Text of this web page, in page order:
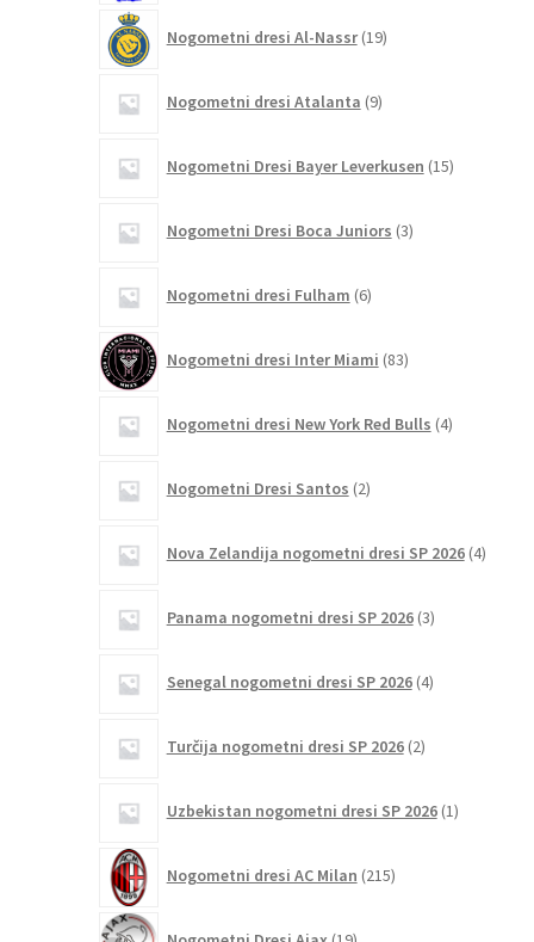
Nogometni dresi Al-Nassr 19izdelkov
Nogometni dresi Atalanta 9izdelkov
Nogometni Dresi Bayer Leverkusen 15izdelkov
Nogometni Dresi Boca Juniors 3izdelki
Nogometni dresi Fulham 6izdelkov
Nogometni dresi Inter Miami 83izdelkov
Nogometni dresi New York Red Bulls 4izdelki
Nogometni Dresi Santos 2izdelka
Nova Zelandija nogometni dresi SP 2026 4izdelki
Panama nogometni dresi SP 2026 3izdelki
Senegal nogometni dresi SP 2026 4izdelki
Turčija nogometni dresi SP 2026 2izdelka
Uzbekistan nogometni dresi SP 2026 1izdelek
Nogometni dresi AC Milan 215izdelkov